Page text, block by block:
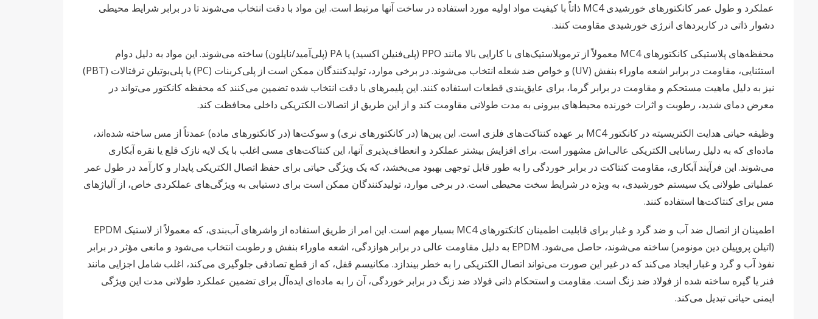
عملکرد و طول عمر کانکتورهای خورشیدی MC4 ذاتاً با کیفیت مواد اولیه مورد استفاده در ساخت آنها مرتبط است. این مواد با دقت انتخاب می‌شوند تا در برابر شرایط محیطی
دشوار ذاتی در کاربردهای انرژی خورشیدی مقاومت کنند.
محفظه‌های پلاستیکی کانکتورهای MC4 معمولاً از ترموپلاستیک‌های با کارایی بالا مانند PPO (پلی‌فنیلن اکسید) یا PA (پلی‌آمید/نایلون) ساخته می‌شوند. این مواد به دلیل دوام
استثنایی، مقاومت در برابر اشعه ماوراء بنفش (UV) و خواص ضد شعله انتخاب می‌شوند. در برخی موارد، تولیدکنندگان ممکن است از پلی‌کربنات (PC) یا پلی‌بوتیلن ترفتالات (PBT)
نیز به دلیل ماهیت مستحکم و مقاومت در برابر گرما، برای عایق‌بندی قطعات استفاده کنند. این پلیمرهای با دقت انتخاب شده تضمین می‌کنند که محفظه کانکتور می‌تواند در
معرض دمای شدید، رطوبت و اثرات خورنده محیط‌های بیرونی به مدت طولانی مقاومت کند و از این طریق از اتصالات الکتریکی داخلی محافظت کند.
وظیفه حیاتی هدایت الکتریسیته در کانکتور MC4 بر عهده کنتاکت‌های فلزی است. این پین‌ها (در کانکتورهای نری) و سوکت‌ها (در کانکتورهای ماده) عمدتاً از مس ساخته شده‌اند،
ماده‌ای که به دلیل رسانایی الکتریکی عالی‌اش مشهور است. برای افزایش بیشتر عملکرد و انعطاف‌پذیری آنها، این کنتاکت‌های مسی اغلب با یک لایه نازک قلع یا نقره آبکاری
می‌شوند. این فرآیند آبکاری، مقاومت کنتاکت در برابر خوردگی را به طور قابل توجهی بهبود می‌بخشد، که یک ویژگی حیاتی برای حفظ اتصال الکتریکی پایدار و کارآمد در طول عمر
عملیاتی طولانی یک سیستم خورشیدی، به ویژه در شرایط سخت محیطی است. در برخی موارد، تولیدکنندگان ممکن است برای دستیابی به ویژگی‌های عملکردی خاص، از آلیاژهای
مس برای کنتاکت‌ها استفاده کنند.
اطمینان از اتصال ضد آب و ضد گرد و غبار برای قابلیت اطمینان کانکتورهای MC4 بسیار مهم است. این امر از طریق استفاده از واشرهای آب‌بندی، که معمولاً از لاستیک EPDM
(اتیلن پروپیلن دین مونومر) ساخته می‌شوند، حاصل می‌شود. EPDM به دلیل مقاومت عالی در برابر هوازدگی، اشعه ماوراء بنفش و رطوبت انتخاب می‌شود و مانعی مؤثر در برابر
نفوذ آب و گرد و غبار ایجاد می‌کند که در غیر این صورت می‌تواند اتصال الکتریکی را به خطر بیندازد. مکانیسم قفل، که از قطع تصادفی جلوگیری می‌کند، اغلب شامل اجزایی مانند
فنر یا گیره ساخته شده از فولاد ضد زنگ است. مقاومت و استحکام ذاتی فولاد ضد زنگ در برابر خوردگی، آن را به ماده‌ای ایده‌آل برای تضمین عملکرد طولانی مدت این ویژگی
ایمنی حیاتی تبدیل می‌کند.